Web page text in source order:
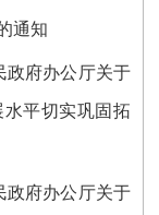
通知
政府办公厅关于
平切实巩固拓
政府办公厅关于